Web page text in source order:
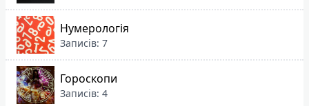
Нумерологія
Записів: 7
Гороскопи
Записів: 4